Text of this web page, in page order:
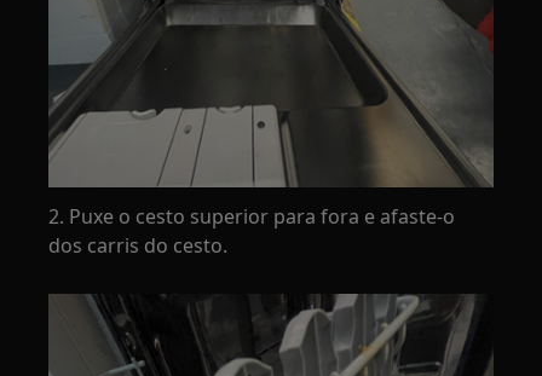
2. Puxe o cesto superior para fora e afaste-o
dos carris do cesto.